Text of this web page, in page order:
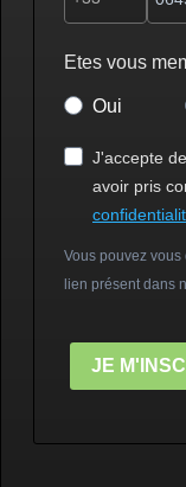
Etes vous
Oui
J'accepte
avoir pris
Vous pouvez
lien présent dans
JE